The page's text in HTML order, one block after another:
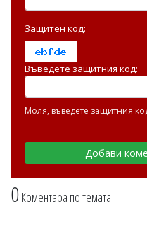
0Коментара по темата
Защитен код:
Въведете защитния код:
Моля, въведете защитния